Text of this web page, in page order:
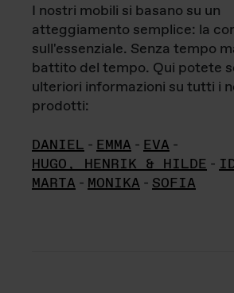
I nostri mobili si basano su un
atteggiamento semplice: la
sull'essenziale. Senza tempo
battito del tempo. Qui potete
ulteriori informazioni su tutti i
prodotti:
DANIEL - EMMA - EVA -
HUGO, HENRIK & HILDE -
MARTA - MONIKA - SOFIA